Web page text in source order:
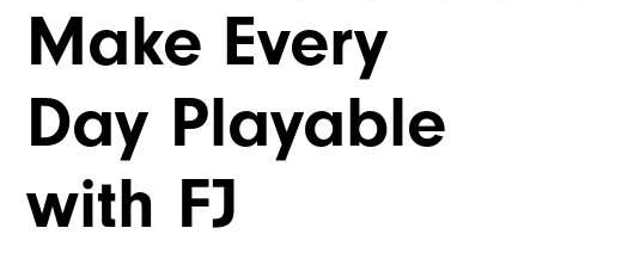
Make Every
Day Playable
with FJ